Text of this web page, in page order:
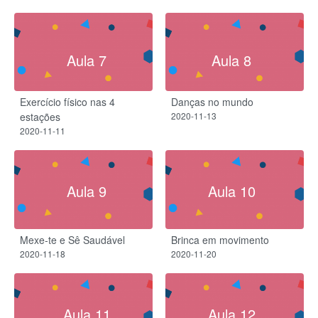
Aula 7
Exercício físico nas 4
estações
2020-11-11
Aula 8
Danças no mundo
2020-11-13
Aula 9
Mexe-te e Sê Saudável
2020-11-18
Aula 10
Brinca em movimento
2020-11-20
Aula 11 Aula 12